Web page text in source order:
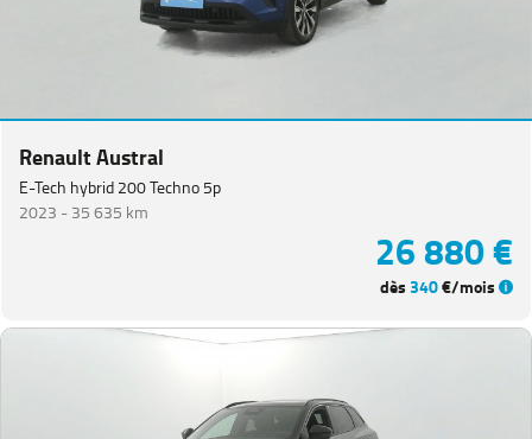
Renault Austral
E-Tech hybrid 200 Techno 5p
2023 -35 635 km
26 880 €
dès340€/mois